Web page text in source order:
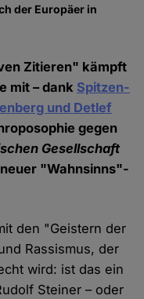
der Europäer in
Zitieren" kämpft
mit – dank Spitzen-
und Detlef
gegen
Gesellschaft
"Wahnsinns"-
den "Geistern der
Rassismus, der
wird: ist das ein
Steiner – oder